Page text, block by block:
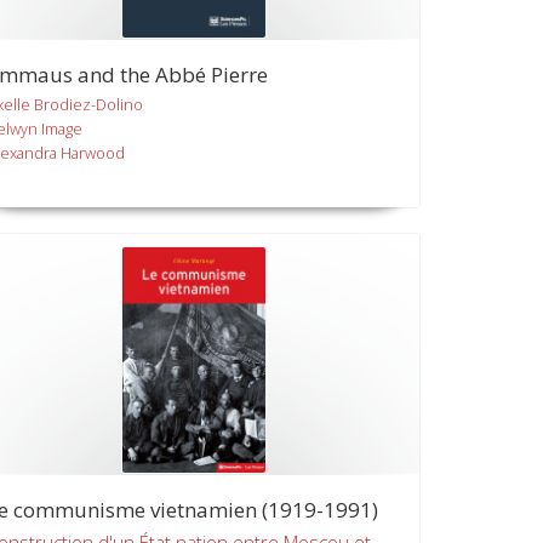
and the Abbé Pierre
Brodiez-Dolino
Image
Harwood
communisme vietnamien (1919-1991)